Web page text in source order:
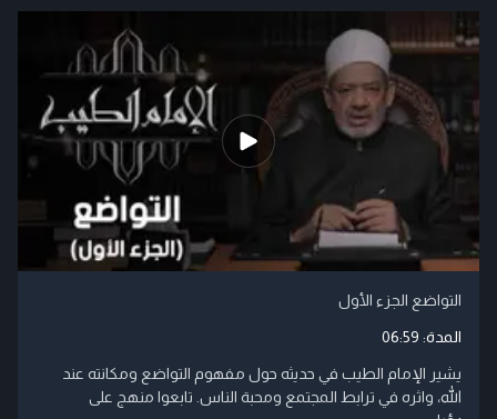
التواضع الجزء الأول
المدة: 06:59
يشير الإمام الطيب في حديثه حول مفهوم التواضع ومكانته عند
الله، واثره في ترابط المجتمع ومحبة الناس. تابعوا منهج على